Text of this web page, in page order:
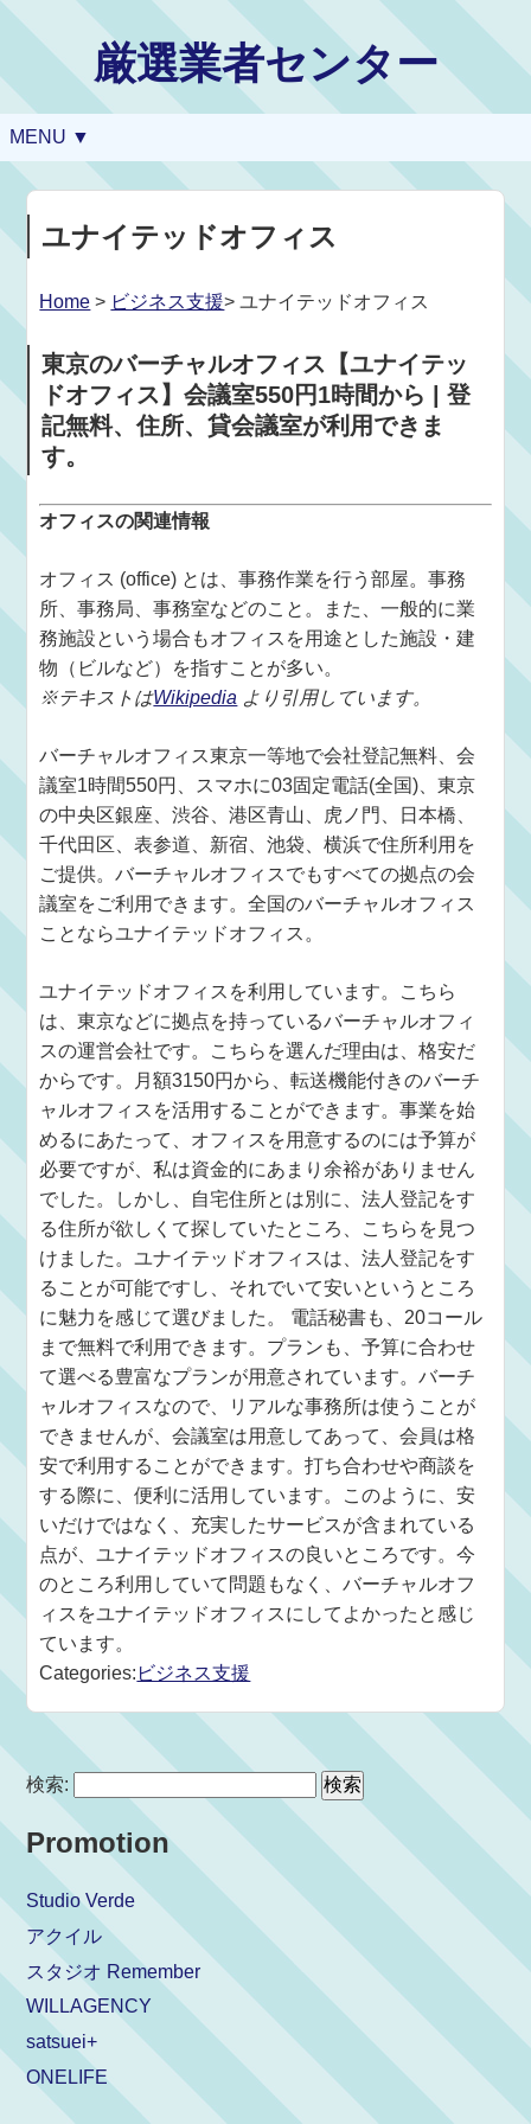
厳選業者センター
MENU ▼
ユナイテッドオフィス
Home > ビジネス支援> ユナイテッドオフィス
東京のバーチャルオフィス【ユナイテッ
ドオフィス】会議室550円1時間から | 登
記無料、住所、貸会議室が利用できま
す。
オフィスの関連情報
オフィス (office) とは、事務作業を行う部屋。事務
所、事務局、事務室などのこと。また、一般的に業
務施設という場合もオフィスを用途とした施設・建
物（ビルなど）を指すことが多い。
※テキストはWikipedia より引用しています。
バーチャルオフィス東京一等地で会社登記無料、会
議室1時間550円、スマホに03固定電話(全国)、東京
の中央区銀座、渋谷、港区青山、虎ノ門、日本橋、
千代田区、表参道、新宿、池袋、横浜で住所利用を
ご提供。バーチャルオフィスでもすべての拠点の会
議室をご利用できます。全国のバーチャルオフィス
ことならユナイテッドオフィス。
ユナイテッドオフィスを利用しています。こちら
は、東京などに拠点を持っているバーチャルオフィ
スの運営会社です。こちらを選んだ理由は、格安だ
からです。月額3150円から、転送機能付きのバーチ
ャルオフィスを活用することができます。事業を始
めるにあたって、オフィスを用意するのには予算が
必要ですが、私は資金的にあまり余裕がありません
でした。しかし、自宅住所とは別に、法人登記をす
る住所が欲しくて探していたところ、こちらを見つ
けました。ユナイテッドオフィスは、法人登記をす
ることが可能ですし、それでいて安いというところ
に魅力を感じて選びました。 電話秘書も、20コール
まで無料で利用できます。プランも、予算に合わせ
て選べる豊富なプランが用意されています。バーチ
ャルオフィスなので、リアルな事務所は使うことが
できませんが、会議室は用意してあって、会員は格
安で利用することができます。打ち合わせや商談を
する際に、便利に活用しています。このように、安
いだけではなく、充実したサービスが含まれている
点が、ユナイテッドオフィスの良いところです。今
のところ利用していて問題もなく、バーチャルオフ
ィスをユナイテッドオフィスにしてよかったと感じ
ています。
Categories: ビジネス支援
検索:
Promotion
Studio Verde
アクイル
スタジオ Remember
WILLAGENCY
satsuei+
ONELIFE